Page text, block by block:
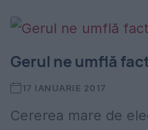
Gerul ne umflă
17 IANUARIE 2017
Cererea mare de